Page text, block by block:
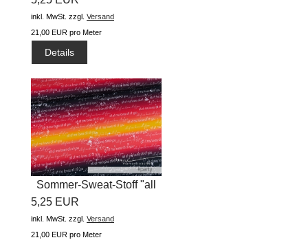
inkl. MwSt. zzgl. Versand
21,00 EUR pro Meter
Details
Sommer-Sweat-Stoff "all
5,25 EUR
inkl. MwSt. zzgl. Versand
21,00 EUR pro Meter